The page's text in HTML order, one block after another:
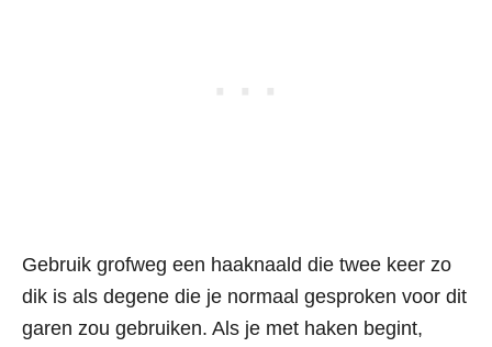
Gebruik grofweg een haaknaald die twee keer zo
dik is als degene die je normaal gesproken voor dit
garen zou gebruiken. Als je met haken begint,